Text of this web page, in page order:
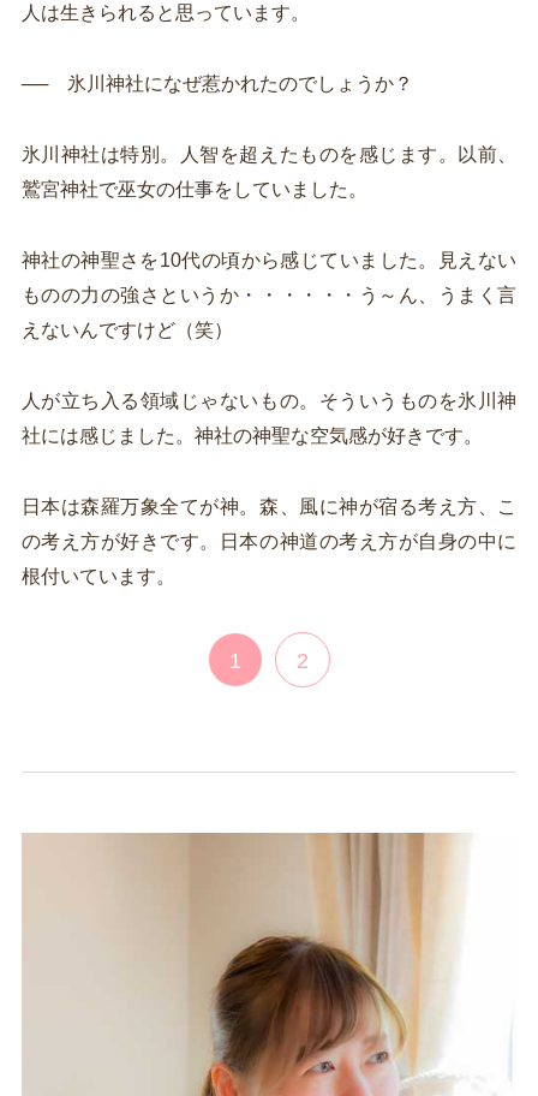
人は生きられると思っています。
── 氷川神社になぜ惹かれたのでしょうか？
氷川神社は特別。人智を超えたものを感じます。以前、
鷲宮神社で巫女の仕事をしていました。
神社の神聖さを10代の頃から感じていました。見えない
ものの力の強さというか・・・・・・う～ん、うまく言
えないんですけど（笑）
人が立ち入る領域じゃないもの。そういうものを氷川神
社には感じました。神社の神聖な空気感が好きです。
日本は森羅万象全てが神。森、風に神が宿る考え方、こ
の考え方が好きです。日本の神道の考え方が自身の中に
根付いています。
1 2